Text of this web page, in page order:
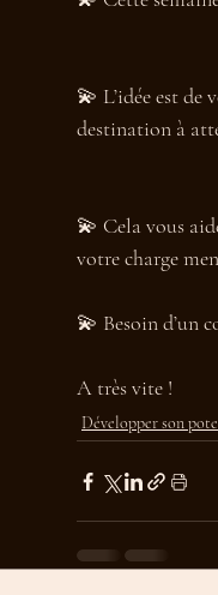
💫 L’idée est de
destination à
💫 Cela vous
votre charge
💫 Besoin d’un
A très vite !
Développer son